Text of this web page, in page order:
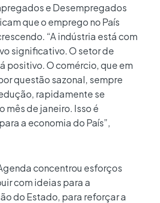
e Desempregados
que o emprego no País
“A indústria está com
significativo. O setor de
positivo. O comércio, que em
questão sazonal, sempre
rapidamente se
mês de janeiro. Isso é
a economia do País”,
concentrou esforços
com ideias para a
do Estado, para reforçar a